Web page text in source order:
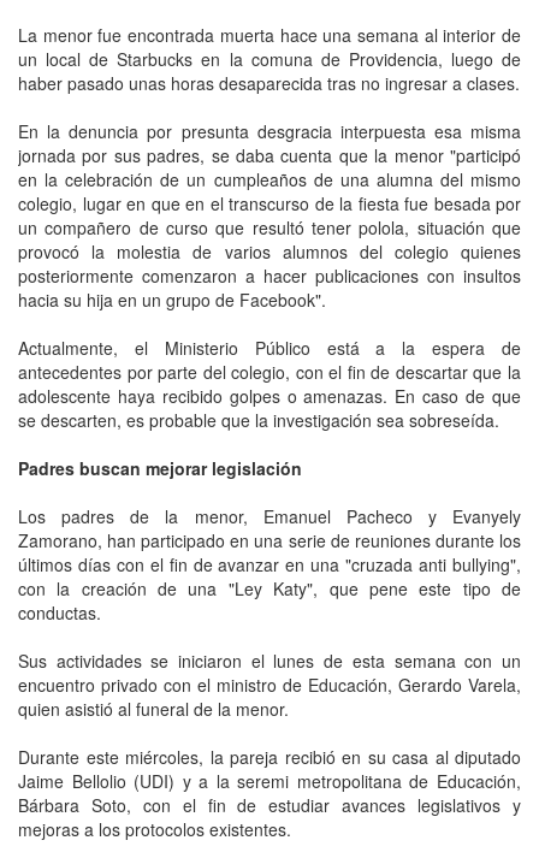
La menor fue encontrada muerta hace una semana al interior de
un local de Starbucks en la comuna de Providencia, luego de
haber pasado unas horas desaparecida tras no ingresar a clases.
En la denuncia por presunta desgracia interpuesta esa misma
jornada por sus padres, se daba cuenta que la menor "participó
en la celebración de un cumpleaños de una alumna del mismo
colegio, lugar en que en el transcurso de la fiesta fue besada por
un compañero de curso que resultó tener polola, situación que
provocó la molestia de varios alumnos del colegio quienes
posteriormente comenzaron a hacer publicaciones con insultos
hacia su hija en un grupo de Facebook".
Actualmente, el Ministerio Público está a la espera de
antecedentes por parte del colegio, con el fin de descartar que la
adolescente haya recibido golpes o amenazas. En caso de que
se descarten, es probable que la investigación sea sobreseída.
Padres buscan mejorar legislación
Los padres de la menor, Emanuel Pacheco y Evanyely
Zamorano, han participado en una serie de reuniones durante los
últimos días con el fin de avanzar en una "cruzada anti bullying",
con la creación de una "Ley Katy", que pene este tipo de
conductas.
Sus actividades se iniciaron el lunes de esta semana con un
encuentro privado con el ministro de Educación, Gerardo Varela,
quien asistió al funeral de la menor.
Durante este miércoles, la pareja recibió en su casa al diputado
Jaime Bellolio (UDI) y a la seremi metropolitana de Educación,
Bárbara Soto, con el fin de estudiar avances legislativos y
mejoras a los protocolos existentes.